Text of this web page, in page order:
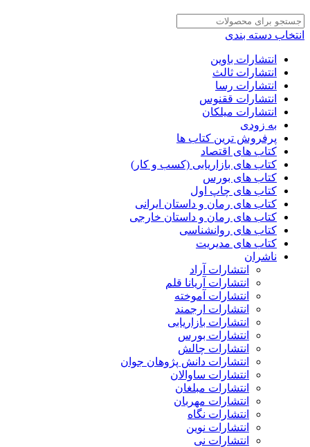
انتخاب دسته بندی
انتشارات باوین
انتشارات ثالث
انتشارات رسا
انتشارات ققنوس
انتشارات میلکان
به زودی
پرفروش ترین کتاب ها
کتاب های اقتصاد
کتاب های بازاریابی (کسب و کار)
کتاب های بورس
کتاب های چاپ اول
کتاب های رمان و داستان ایرانی
کتاب های رمان و داستان خارجی
کتاب های روانشناسی
کتاب های مدیریت
ناشران
انتشارات آراد
انتشارات آریانا قلم
انتشارات آموخته
انتشارات ارجمند
انتشارات بازاریابی
انتشارات بورس
انتشارات چالش
انتشارات دانش پژوهان جوان
انتشارات ساوالان
انتشارات مبلغان
انتشارات مهربان
انتشارات نگاه
انتشارات نوین
انتشارات نی